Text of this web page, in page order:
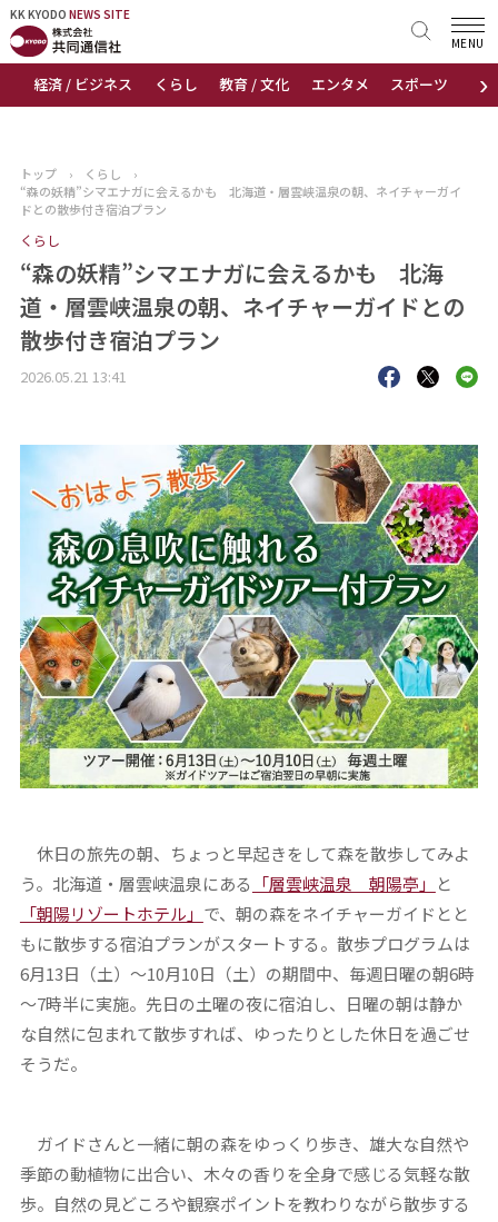
KK KYODO NEWS SITE
›
経済 / ビジネス くらし 教育 / 文化 エンタメ スポーツ 地域
MENU
KK KYODONEWS SITE
トップページ
ニュース
おすすめコンテンツ
出版物
会社概要
トップ › くらし
›
“森の妖精”シマエナガに会えるかも 北海道・層雲峡温泉の朝、ネイチャーガイ
ドとの散歩付き宿泊プラン
くらし
“森の妖精”シマエナガに会えるかも 北海
道・層雲峡温泉の朝、ネイチャーガイドとの
散歩付き宿泊プラン
2026.05.21 13:41
休日の旅先の朝、ちょっと早起きをして森を散歩してみよ
う。北海道・層雲峡温泉にある 「層雲峡温泉 朝陽亭」 と
「朝陽リゾートホテル」 で、朝の森をネイチャーガイドとと
もに散歩する宿泊プランがスタートする。散歩プログラムは
6月13日（土）～10月10日（土）の期間中、毎週日曜の朝6時
～7時半に実施。先日の土曜の夜に宿泊し、日曜の朝は静か
な自然に包まれて散歩すれば、ゆったりとした休日を過ごせ
そうだ。
ガイドさんと一緒に朝の森をゆっくり歩き、雄大な自然や
季節の動植物に出合い、木々の香りを全身で感じる気軽な散
歩。自然の見どころや観察ポイントを教わりながら散歩する